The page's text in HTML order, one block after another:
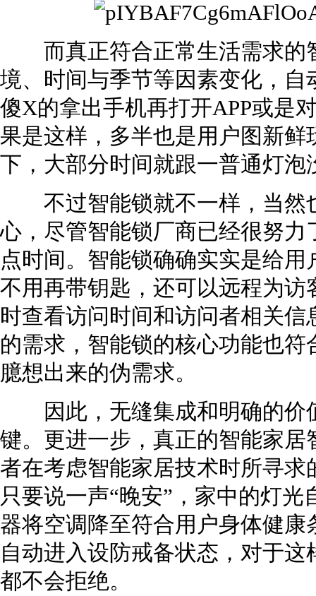
而真正符合正常生活需求的
境、时间与季节等因素变化，
傻X的拿出手机再打开APP或是
果是这样，多半也是用户图新
下，大部分时间就跟一普通灯泡
不过智能锁就不一样，当然
心，尽管智能锁厂商已经很努
点时间。智能锁确确实实是给
不用再带钥匙，还可以远程为
时查看访问时间和访问者相关
的需求，智能锁的核心功能也
臆想出来的伪需求。
因此，无缝集成和明确的价
键。更进一步，真正的智能家
者在考虑智能家居技术时所寻
只要说一声“晚安”，家中的灯
器将空调降至符合用户身体健
自动进入设防戒备状态，对于
都不会拒绝。